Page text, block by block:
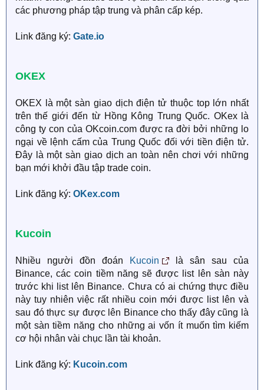
các phương pháp tập trung và phân cấp kép.
Link đăng ký: Gate.io
OKEX
OKEX là một sàn giao dịch điện tử thuộc top lớn nhất
trên thế giới đến từ Hồng Kông Trung Quốc. OKex là
công ty con của OKcoin.com được ra đời bởi những lo
ngại về lệnh cấm của Trung Quốc đối với tiền điện tử.
Đây là một sàn giao dịch an toàn nên chơi với những
bạn mới khởi đầu tập trade coin.
Link đăng ký: OKex.com
Kucoin
Nhiều người đồn đoán Kucoin
là sân sau của
Binance, các coin tiềm năng sẽ được list lên sàn này
trước khi list lên Binance. Chưa có ai chứng thực điều
này tuy nhiên việc rất nhiều coin mới được list lên và
sau đó thực sự được lên Binance cho thấy đây cũng là
một sàn tiềm năng cho những ai vốn ít muốn tìm kiếm
cơ hội nhân vài chục lần tài khoản.
Link đăng ký: Kucoin.com